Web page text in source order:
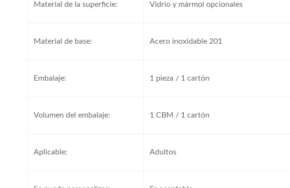
Material de la superficie: Vidrio y mármol opcionales
Material de base: Acero inoxidable 201
Embalaje: 1 pieza / 1 cartón
Volumen del embalaje: 1 CBM / 1 cartón
Aplicable: Adultos